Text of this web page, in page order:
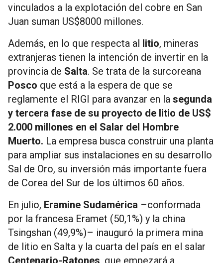
vinculados a la explotación del cobre en San
Juan suman US$8000 millones.
Además, en lo que respecta al litio, mineras
extranjeras tienen la intención de invertir en la
provincia de Salta. Se trata de la surcoreana
Posco que está a la espera de que se
reglamente el RIGI para avanzar en la segunda
y tercera fase de su proyecto de litio de US$
2.000 millones en el Salar del Hombre
Muerto. La empresa busca construir una planta
para ampliar sus instalaciones en su desarrollo
Sal de Oro, su inversión más importante fuera
de Corea del Sur de los últimos 60 años.
En julio, Eramine Sudamérica –conformada
por la francesa Eramet (50,1%) y la china
Tsingshan (49,9%)– inauguró la primera mina
de litio en Salta y la cuarta del país en el salar
Centenario-Ratones, que empezará a